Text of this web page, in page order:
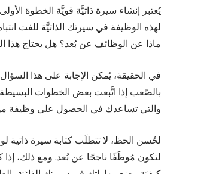
يُعتبر إنشاء سيرة ذاتيَّة قويَّة الخطوة
لهذه الوظيفة في سيرتك الذاتيَّة للفت
ماذا عن الوظائف عن بُعد؟ هل يحتاج هذا
في الحقيقة، يُمكن الإجابة على هذا
بالصّعب إذا اتَّبعت بعض الخطوات
والتي تساعدك في الحصول على وظيفة
لحُسن الحظ، لا تتطلَب كتابة سيرة ذاتية
لتكون مُوظَفًا ناجحًا عن بُعد. ومع ذلك،